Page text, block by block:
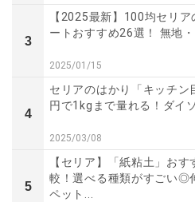
3
【2025最新】100均セリ
ートおすすめ26選！ 無地・
2025/01/15
4
セリアのはかり「キッチン
円で1kgまで量れる！ダイ
2025/03/08
5
【セリア】「紙粘土」おす
較！選べる種類がすごい◎
ペット...